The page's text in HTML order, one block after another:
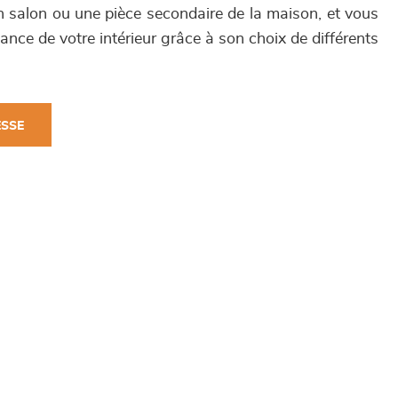
salon ou une pièce secondaire de la maison, et vous
de votre intérieur grâce à son choix de différents